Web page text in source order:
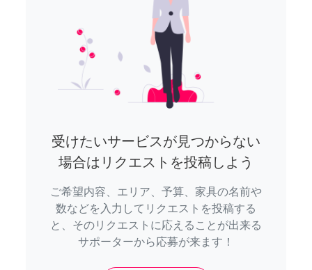
受けたいサービスが見つからない
場合はリクエストを投稿しよう
ご希望内容、エリア、予算、家具の名前や
数などを入力してリクエストを投稿する
と、そのリクエストに応えることが出来る
サポーターから応募が来ます！